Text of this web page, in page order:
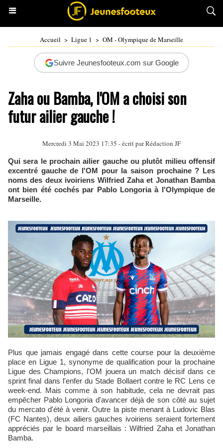
Accueil > Ligue 1 > OM - Olympique de Marseille
Suivre Jeunesfooteux.com sur Google
Zaha ou Bamba, l'OM a choisi son
futur ailier gauche !
Mercredi 3 Mai 2023 17:35 - écrit par Rédaction JF
Qui sera le prochain ailier gauche ou plutôt milieu offensif
excentré gauche de l'OM pour la saison prochaine ? Les
noms des deux ivoiriens Wilfried Zaha et Jonathan Bamba
ont bien été cochés par Pablo Longoria à l'Olympique de
Marseille.
Plus que jamais engagé dans cette course pour la deuxième
place en Ligue 1, synonyme de qualification pour la prochaine
Ligue des Champions, l'OM jouera un match décisif dans ce
sprint final dans l'enfer du Stade Bollaert contre le RC Lens ce
week-end. Mais comme à son habitude, cela ne devrait pas
empêcher Pablo Longoria d'avancer déjà de son côté au sujet
du mercato d'été à venir. Outre la piste menant à Ludovic Blas
(FC Nantes), deux ailiers gauches ivoiriens seraient fortement
appréciés par le board marseillais : Wilfried Zaha et Jonathan
Bamba.